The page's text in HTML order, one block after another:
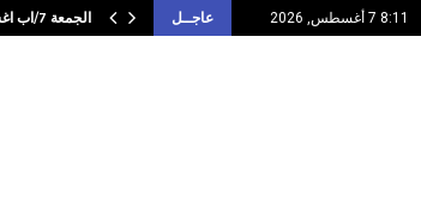
8:11 7 أغسطس, 2026 عاجــل الجمعة 7/اب اغسطس ومايؤخر إلا ليعوض العوض…